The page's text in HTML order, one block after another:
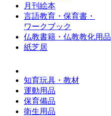
月刊絵本
言語教育・保育書・
ワークブック
仏教書籍・仏教教化用品
紙芝居
知育玩具・教材
運動用品
保育備品
衛生用品